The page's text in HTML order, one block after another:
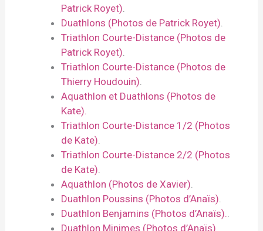
Patrick Royet)
Duathlons (Photos de Patrick Royet)
Triathlon Courte-Distance (Photos de
Patrick Royet)
Triathlon Courte-Distance (Photos de
Thierry Houdouin)
Aquathlon et Duathlons (Photos de
Kate).
Triathlon Courte-Distance 1/2 (Photos
de Kate)
Triathlon Courte-Distance 2/2 (Photos
de Kate)
Aquathlon (Photos de Xavier)
Duathlon Poussins (Photos d’Anaïs)
Duathlon Benjamins (Photos d’Anaïs).
Duathlon Minimes (Photos d’Anaïs)